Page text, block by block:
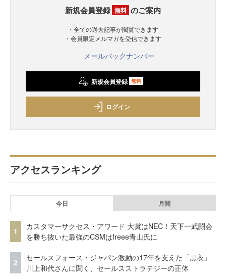
新規会員登録 無料 のご案内
・全ての過去記事が閲覧できます
・会員限定メルマガを受信できます
メールバックナンバー
新規会員登録 無料
ログイン
アクセスランキング
今日 月間
1
カスタマーサクセス・アワード 大賞はNEC！天下一武闘会
を勝ち抜いた最強のCSMはfreee青山氏に
2
セールスフォース・ジャパン激動の17年を支えた「黒衣」
川上和代さんに聞く、セールスストラテジーの正体